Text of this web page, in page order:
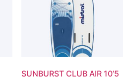
SUNBURST CLUB AIR 10’5